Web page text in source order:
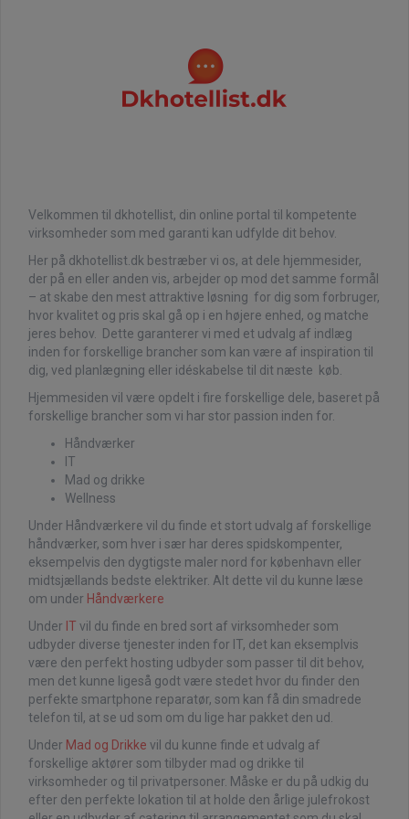
Velkommen til dkhotellist, din online portal til kompetente
virksomheder som med garanti kan udfylde dit behov.
Her på dkhotellist.dk bestræber vi os, at dele hjemmesider,
der på en eller anden vis, arbejder op mod det samme formål
– at skabe den mest attraktive løsning for dig som forbruger,
hvor kvalitet og pris skal gå op i en højere enhed, og matche
jeres behov. Dette garanterer vi med et udvalg af indlæg
inden for forskellige brancher som kan være af inspiration til
dig, ved planlægning eller idéskabelse til dit næste køb.
Hjemmesiden vil være opdelt i fire forskellige dele, baseret på
forskellige brancher som vi har stor passion inden for.
Håndværker
IT
Mad og drikke
Wellness
Under Håndværkere vil du finde et stort udvalg af forskellige
håndværker, som hver i sær har deres spidskompenter,
eksempelvis den dygtigste maler nord for københavn eller
midtsjællands bedste elektriker. Alt dette vil du kunne læse
om under Håndværkere
Under IT vil du finde en bred sort af virksomheder som
udbyder diverse tjenester inden for IT, det kan eksemplvis
være den perfekt hosting udbyder som passer til dit behov,
men det kunne ligeså godt være stedet hvor du finder den
perfekte smartphone reparatør, som kan få din smadrede
telefon til, at se ud som om du lige har pakket den ud.
Under Mad og Drikke vil du kunne finde et udvalg af
forskellige aktører som tilbyder mad og drikke til
virksomheder og til privatpersoner. Måske er du på udkig du
efter den perfekte lokation til at holde den årlige julefrokost